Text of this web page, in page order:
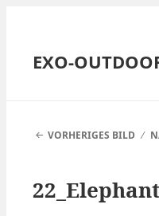
EXO-
VORHERIGES BILD